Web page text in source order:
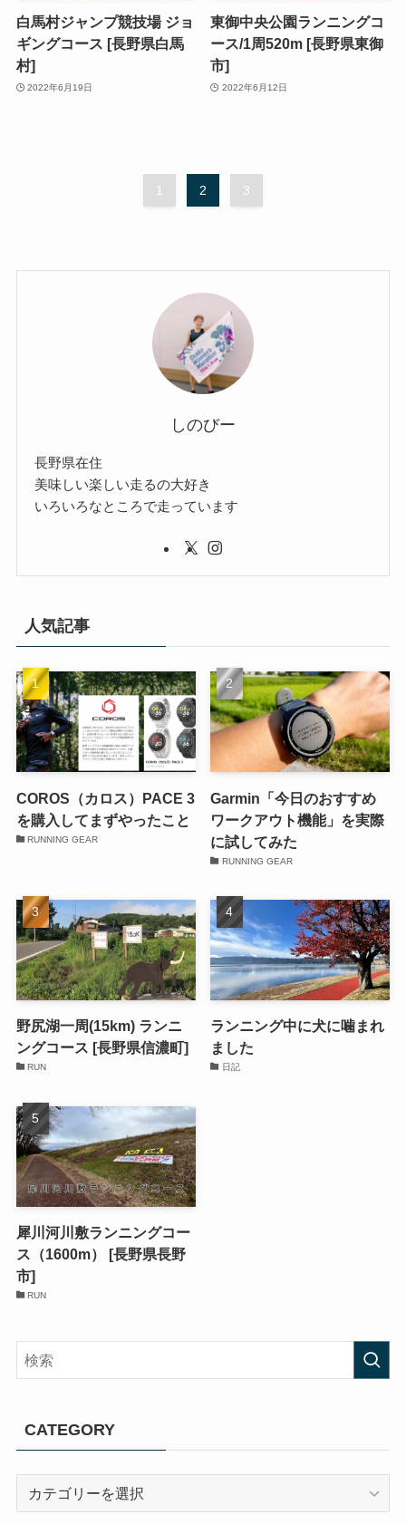
白馬村ジャンプ競技場 ジョ
ギングコース [長野県白馬
村]
2022年6月19日
東御中央公園ランニングコ
ース/1周520m [長野県東御
市]
2022年6月12日
1 2 3
しのびー
長野県在住
美味しい楽しい走るの大好き
いろいろなところで走っています
人気記事
COROS（カロス）PACE 3
を購入してまずやったこと
RUNNING GEAR
Garmin「今日のおすすめ
ワークアウト機能」を実際
に試してみた
RUNNING GEAR
野尻湖一周(15km) ランニ
ングコース [長野県信濃町]
RUN
ランニング中に犬に噛まれ
ました
日記
犀川河川敷ランニングコー
ス（1600m） [長野県長野
市]
RUN
CATEGORY
CATEGORY